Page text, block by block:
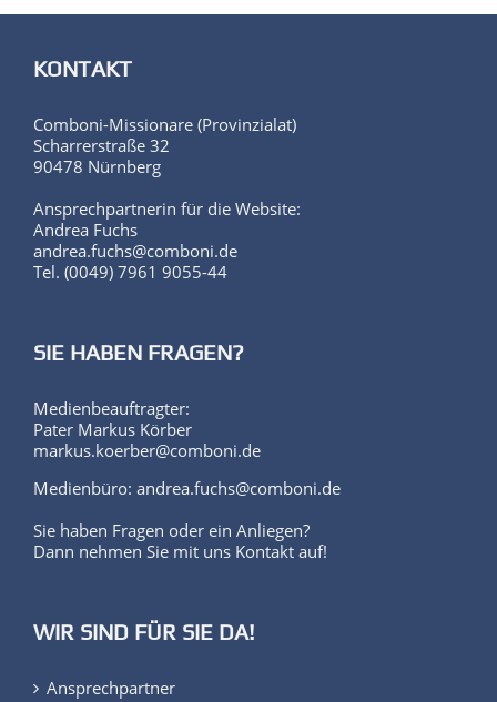
KONTAKT
Comboni-Missionare (Provinzialat)
Scharrerstraße 32
90478 Nürnberg
Ansprechpartnerin für die Website:
Andrea Fuchs
andrea.fuchs@comboni.de
Tel. (0049) 7961 9055-44
SIE HABEN FRAGEN?
Medienbeauftragter:
Pater Markus Körber
markus.koerber@comboni.de
Medienbüro: andrea.fuchs@comboni.de
Sie haben Fragen oder ein Anliegen?
Dann nehmen Sie mit uns Kontakt auf!
WIR SIND FÜR SIE DA!
Ansprechpartner